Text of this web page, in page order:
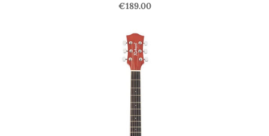
€189.00